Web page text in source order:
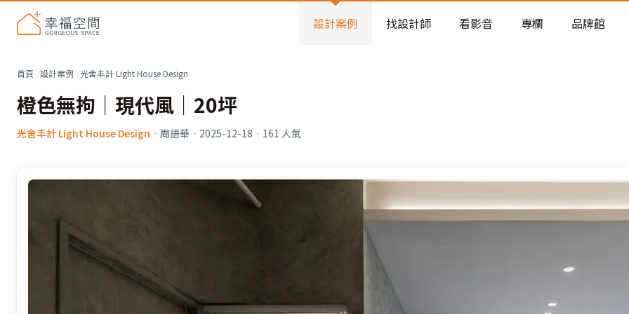
老屋預算分配與高 CP 值煥新術
設計案例 找設計師 看影音 專欄 品牌館
首頁 設計案例 光舍丰計 Light House Design
橙色無拘│現代風│20坪
光舍丰計 Light House Design · 周語華 · 2025-12-18 · 161 人氣